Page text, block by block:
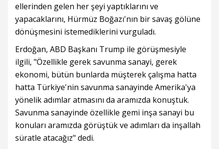
ellerinden gelen her şeyi yaptıklarını ve
yapacaklarını, Hürmüz Boğazı'nın bir savaş gölüne
dönüşmesini istemediklerini vurguladı.
Erdoğan, ABD Başkanı Trump ile görüşmesiyle
ilgili, "Özellikle gerek savunma sanayi, gerek
ekonomi, bütün bunlarda müşterek çalışma hatta
hatta Türkiye'nin savunma sanayinde Amerika'ya
yönelik adımlar atmasını da aramızda konuştuk.
Savunma sanayinde özellikle gemi inşa sanayi bu
konuları aramızda görüştük ve adımları da inşallah
süratle atacağız" dedi.